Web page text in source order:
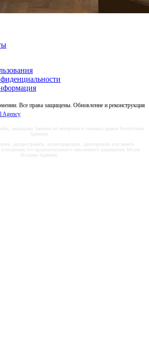
Все права защищены. Обновление и реконструкция
Agency
защищены Законом об авторских и смежных правах Республики
Армения.
распространять, иллюстрировать, адаптировать или менять
усмотрению без предшествующего письменного разрешения Музея
Истории Армении.